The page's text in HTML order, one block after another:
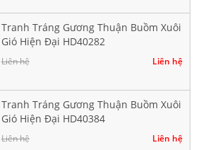
Tranh Tráng Gương Thuận Buồm Xuôi
Gió Hiện Đại HD40282
Liên hệ Liên hệ
Tranh Tráng Gương Thuận Buồm Xuôi
Gió Hiện Đại HD40384
Liên hệ Liên hệ